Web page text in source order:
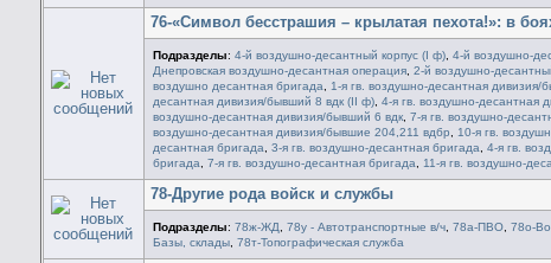
76-«Символ бесстрашия – крылатая пехота!»: в
Подразделы: 4-й воздушно-десантный корпус (I ф), 4-й воздушно-
Днепровская воздушно-десантная операция, 2-й воздушно-
воздушно десантная бригада
1-я гв. воздушно-десантная дивизия/
десантная дивизия/бывший 8 вдк (II ф), 4-я гв. воздушно-десантная
воздушно-десантная дивизия/бывший 6 вдк, 7-я гв. воздушно-
воздушно-десантная дивизия/бывшие 204,211 вдбр
10-я гв.
десантная бригада
3-я гв. воздушно-десантная бригада 4-я гв.
бригада
7-я гв. воздушно-десантная бригада 11-я гв. воздушно-
78-Другие рода войск и службы
Подразделы: 78ж-ЖД 78у - Автотранспортные в/ч, 78а-ПВО, 78о-
Базы, склады, 78т-Топографическая служба